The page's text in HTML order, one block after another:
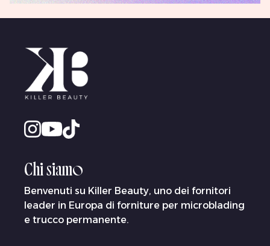
Chi siamo
Benvenuti su Killer Beauty, uno dei fornitori
leader in Europa di forniture per microblading
e trucco permanente.